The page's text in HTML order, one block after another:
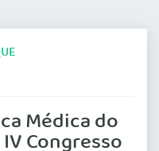
Médica do
Congresso